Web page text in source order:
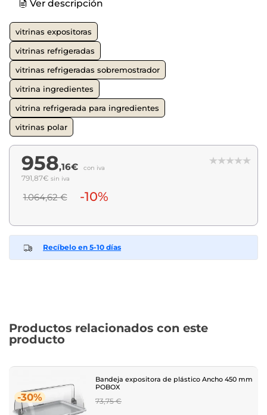
Ver descripción
vitrinas expositoras
vitrinas refrigeradas
vitrinas refrigeradas sobremostrador
vitrina ingredientes
vitrina refrigerada para ingredientes
vitrinas polar
958,16€ con iva
791,87€ sin iva
1.064,62 € -10%
Recíbelo en 5-10 días
Productos relacionados con este
producto
-30%
Bandeja expositora de plástico Ancho 450 mm
POBOX
Regular
73,75 €